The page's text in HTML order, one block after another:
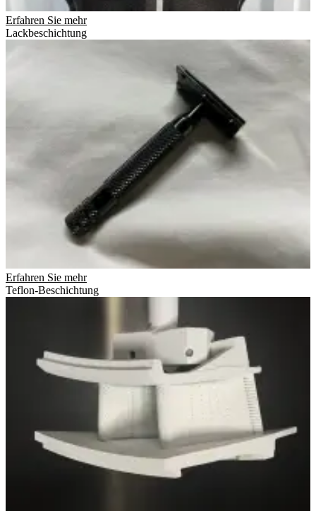
Erfahren Sie mehr
Lackbeschichtung
Erfahren Sie mehr
Teflon-Beschichtung